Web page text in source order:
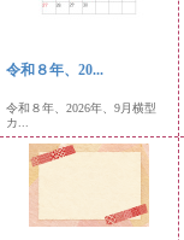
令和８年、20...
令和８年、2026年、9月横型
カ...